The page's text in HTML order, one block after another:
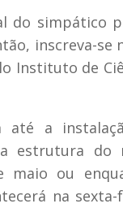
do
inscreva-se
Instituto de
a
estrutura do
ou
na